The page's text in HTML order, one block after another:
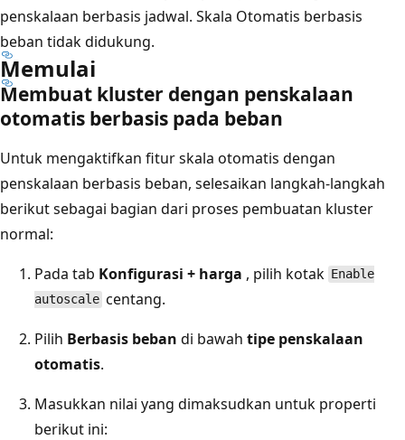
penskalaan berbasis jadwal. Skala Otomatis berbasis
beban tidak didukung.
Memulai
Membuat kluster dengan penskalaan
otomatis berbasis pada beban
Untuk mengaktifkan fitur skala otomatis dengan
penskalaan berbasis beban, selesaikan langkah-langkah
berikut sebagai bagian dari proses pembuatan kluster
normal:
Pada tab Konfigurasi + harga , pilih kotak Enable
autoscale centang.
Pilih Berbasis beban di bawah tipe penskalaan
otomatis.
Masukkan nilai yang dimaksudkan untuk properti
berikut ini: